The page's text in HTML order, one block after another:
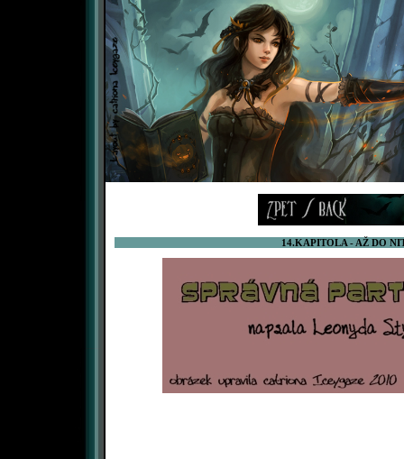
14.KAPITOLA - AŽ DO